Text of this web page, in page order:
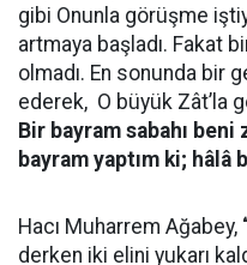
gibi Onunla görüşme
artmaya başladı. Fakat
olmadı. En sonunda bir
ederek, O büyük Zât’la
Bir bayram sabahı
bayram yaptım ki; hâlâ
Hacı Muharrem Ağabey,
derken iki elini yukarı